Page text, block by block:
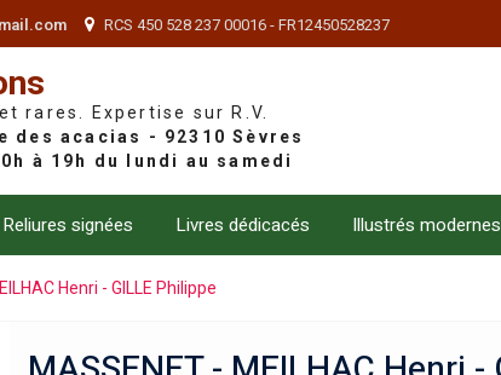
RCS 450 528 237 00016 - FR12450528237
rares. Expertise sur R.V.
Reliures signées Livres dédicacés Illustrés modernes
Henri - GILLE Philippe